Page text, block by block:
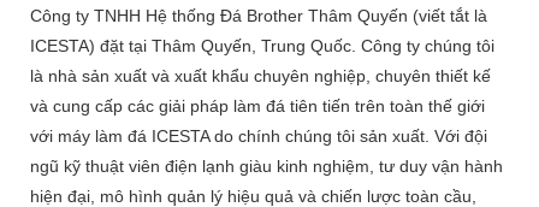
Công ty TNHH Hệ thống Đá Brother Thâm Quyến (viết tắt là
ICESTA) đặt tại Thâm Quyến, Trung Quốc. Công ty chúng tôi
là nhà sản xuất và xuất khẩu chuyên nghiệp, chuyên thiết kế
và cung cấp các giải pháp làm đá tiên tiến trên toàn thế giới
với máy làm đá ICESTA do chính chúng tôi sản xuất. Với đội
ngũ kỹ thuật viên điện lạnh giàu kinh nghiệm, tư duy vận hành
hiện đại, mô hình quản lý hiệu quả và chiến lược toàn cầu,